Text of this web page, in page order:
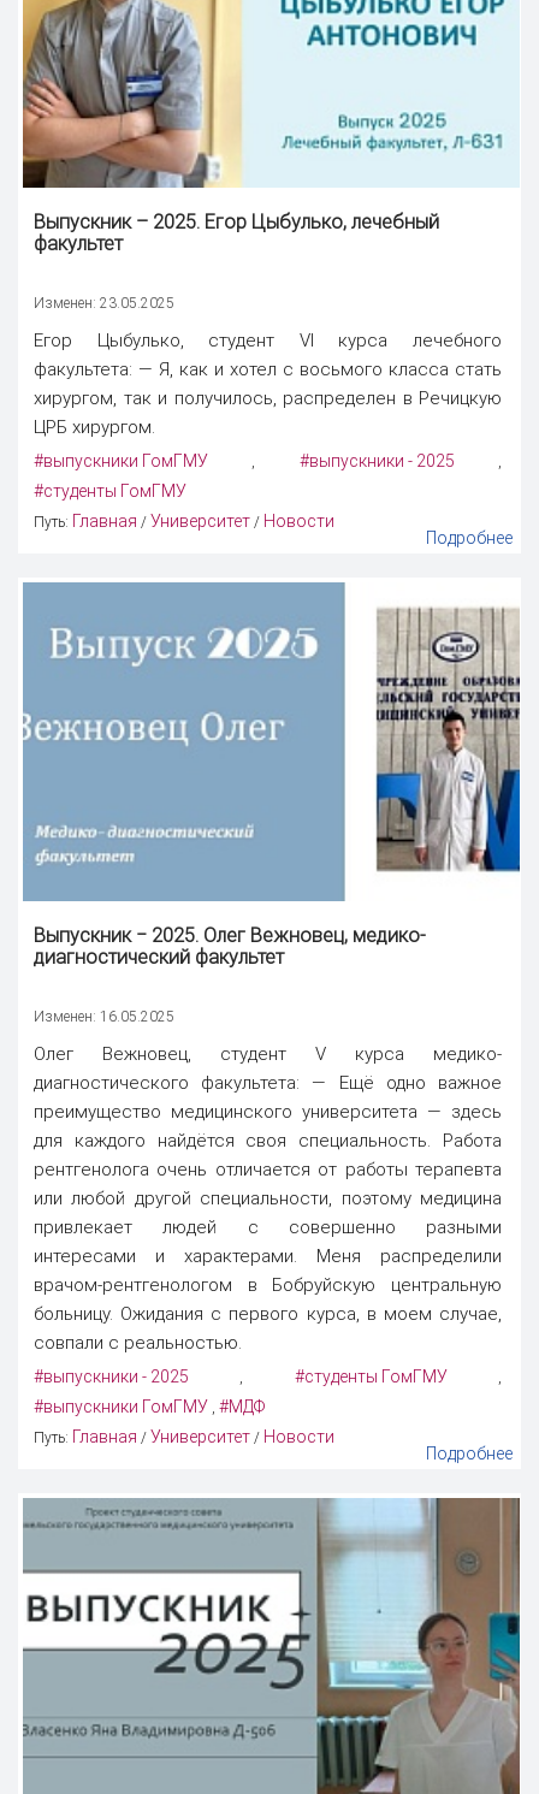
Выпускник – 2025. Егор Цыбулько, лечебный
факультет
Изменен: 23.05.2025
Егор Цыбулько, студент VI курса лечебного
факультета: — Я, как и хотел с восьмого класса стать
хирургом, так и получилось, распределен в Речицкую
ЦРБ хирургом.
#выпускники ГомГМУ , #выпускники - 2025 ,
#студенты ГомГМУ
Путь: Главная / Университет / Новости
Подробнее
Выпускник ‒ 2025. Олег Вежновец, медико-
диагностический факультет
Изменен: 16.05.2025
Олег Вежновец, студент V курса медико-
диагностического факультета: — Ещё одно важное
преимущество медицинского университета — здесь
для каждого найдётся своя специальность. Работа
рентгенолога очень отличается от работы терапевта
или любой другой специальности, поэтому медицина
привлекает людей с совершенно разными
интересами и характерами. Меня распределили
врачом-рентгенологом в Бобруйскую центральную
больницу. Ожидания с первого курса, в моем случае,
совпали с реальностью.
#выпускники - 2025 #студенты ГомГМУ
#выпускники ГомГМУ #МДФ
Путь: Главная / Университет / Новости
Подробнее